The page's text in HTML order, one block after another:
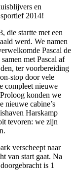
en
2014!
die startte met een
werd. We namen
Pascal de
met Pascal af
ter voorbereiding
stop door vele
compleet nieuwe
konden we
nieuwe cabine’s
Harskamp
tevoren: we zijn
verscheept naar
van start gaat. Na
is 1